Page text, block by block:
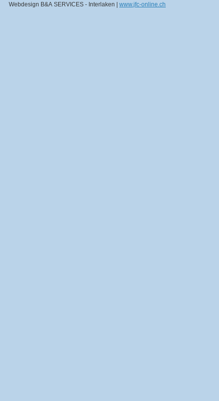
Webdesign B&A SERVICES - Interlaken | www.jfc-online.ch